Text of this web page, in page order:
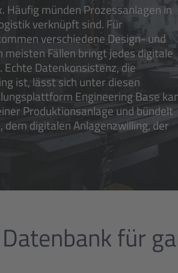
Häufig münden Prozessanlagen in
verknüpft sind. Für
verschiedene Design- und
Fällen bringt jedes digitale
Datenkonsistenz, die
ist, lässt sich unter diesen
Engineering Base
Produktionsanlage und bündelt
digitalen Anlagenzwilling, der
für